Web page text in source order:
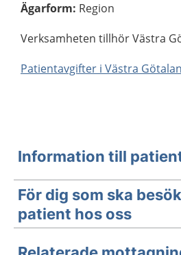
Ägarform: Region
Verksamheten tillhör Västra
Patientavgifter i Västra
Information till
För dig som ska
patient hos oss